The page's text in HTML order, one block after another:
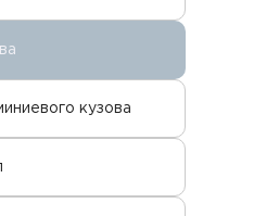
кузова